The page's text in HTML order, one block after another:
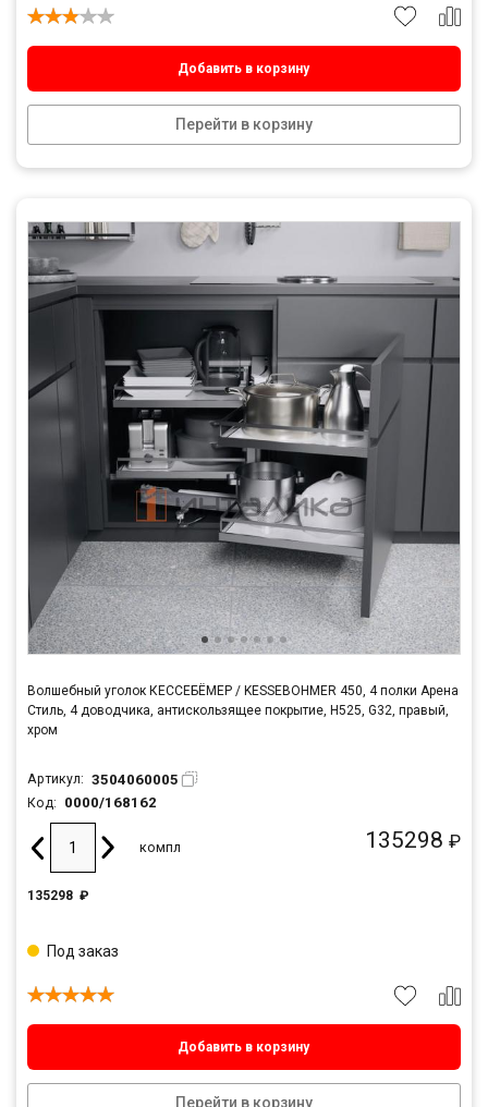
Добавить в корзину
Перейти в корзину
Волшебный уголок КЕССЕБЁМЕР / KESSEBOHMER 450, 4 полки Арена
Стиль, 4 доводчика, антискользящее покрытие, H525, G32, правый,
хром
Артикул: 3504060005
Код: 0000/168162
135298 ₽
компл
135298 ₽
Добавить в корзину
Перейти в корзину
Под заказ